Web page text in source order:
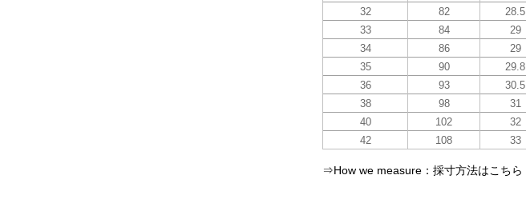
32
82 28.5
33
84 29
34
86 29
35
90 29.8
36
93 30.5
38
98 31
40
102 32
42
108 33
⇒How we measure：採寸方法はこちら